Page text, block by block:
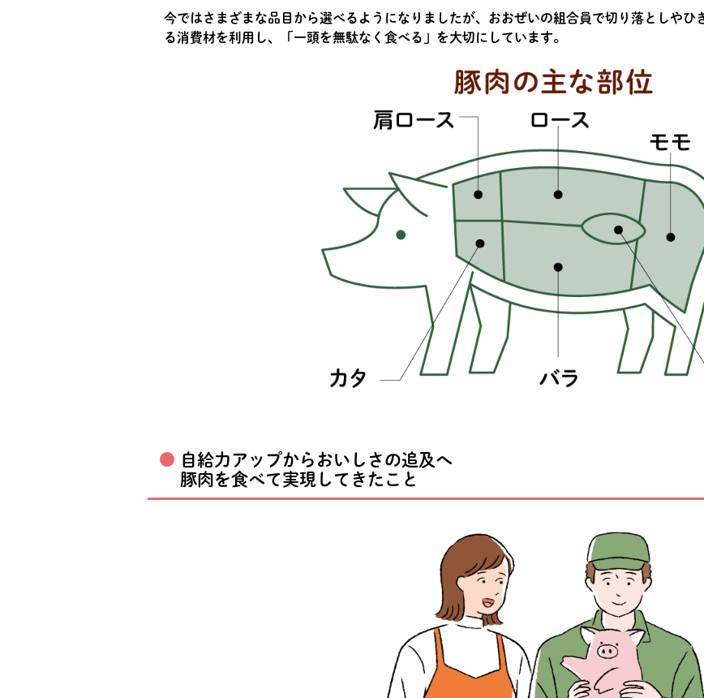
今ではさまざまな品目から選べるようになりましたが、おおぜいの組合員で切り落としやひ
る消費材を利用し、「一頭を無駄なく食べる」を大切にしています。
自給力アップからおいしさの追及へ
豚肉を食べて実現してきたこと